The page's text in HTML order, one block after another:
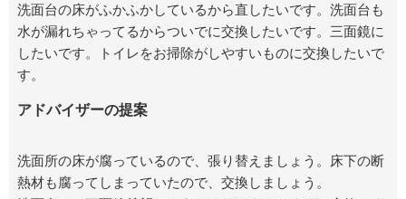
洗面台の床がふかふかしているから直したいです。洗面台も
水が漏れちゃってるからついでに交換したいです。三面鏡に
したいです。トイレをお掃除がしやすいものに交換したいで
す。
アドバイザーの提案
洗面所の床が腐っているので、張り替えましょう。床下の断
熱材も腐ってしまっていたので、交換しましょう。